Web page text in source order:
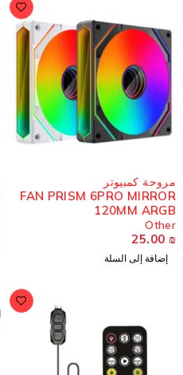
مروحة كمبيوتر
FAN PRISM 6PRO MIRROR
120MM ARGB
Other
25.00
إضافة إلى السلة